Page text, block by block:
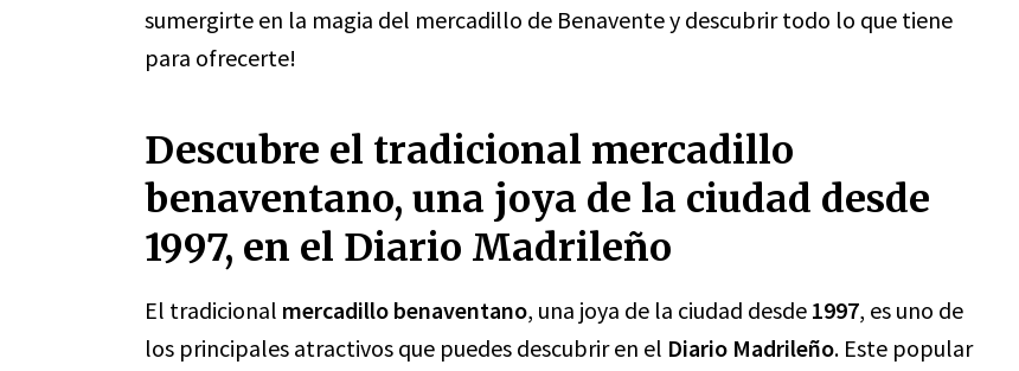
sumergirte en la magia del mercadillo de Benavente y descubrir todo lo que tiene
para ofrecerte!
Descubre el tradicional mercadillo
benaventano, una joya de la ciudad desde
1997, en el Diario Madrileño
El tradicional mercadillo benaventano, una joya de la ciudad desde 1997, es uno de
los principales atractivos que puedes descubrir en el Diario Madrileño. Este popular